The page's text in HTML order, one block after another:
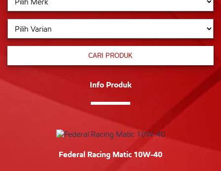
CARI PRODUK
Info Produk
Federal Racing Matic 10W-40